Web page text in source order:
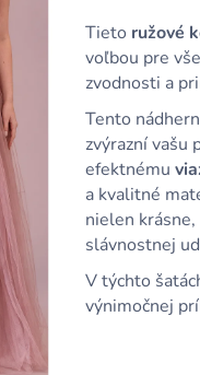
Tieto ružové
voľbou pre
zvodnosti a
Tento
zvýrazní vašu
efektnému
a kvalitné
nielen
slávnostnej
V týchto
výnimočnej
KRÁTKE MODRÉ
ODHALENÝM
ŠNUROVANÍM
79,90 €